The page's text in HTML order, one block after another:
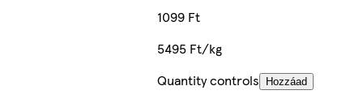
1099 Ft
5495 Ft/kg
Quantity controls
Hozzáad